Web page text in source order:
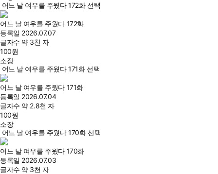
어느 날 여우를 주웠다 172화 선택
어느 날 여우를 주웠다 172화
등록일 2026.07.07
글자수 약 3천 자
100원
소장
어느 날 여우를 주웠다 171화 선택
어느 날 여우를 주웠다 171화
등록일 2026.07.04
글자수 약 2.8천 자
100원
소장
어느 날 여우를 주웠다 170화 선택
어느 날 여우를 주웠다 170화
등록일 2026.07.03
글자수 약 3천 자